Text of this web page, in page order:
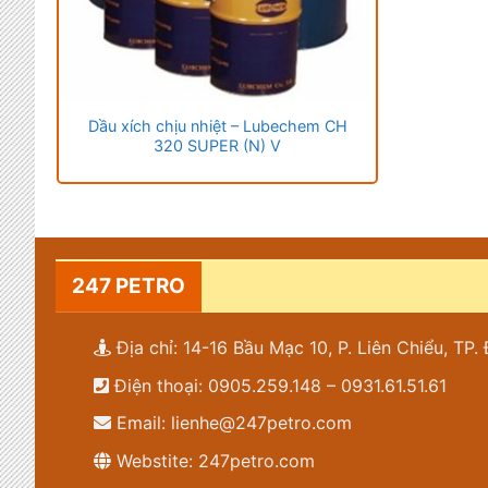
Dầu xích chịu nhiệt – Lubechem CH
320 SUPER (N) V
247 PETRO
Địa chỉ: 14-16 Bầu Mạc 10, P. Liên Chiểu, TP.
Điện thoại: 0905.259.148 – 0931.61.51.61
Email: lienhe@247petro.com
Webstite: 247petro.com